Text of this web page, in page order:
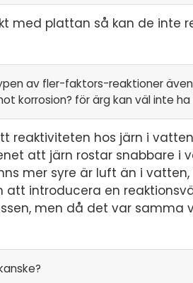
med plattan så kan de inte
av fler-faktors-reaktioner
korrosion? för ärg kan väl inte
reaktiviteten hos järn i
att järn rostar snabbare i
mer syre är luft än i
introducera en
men då det var samma